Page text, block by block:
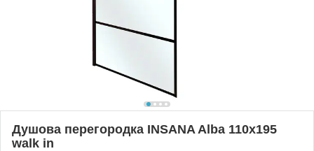
Душова перегородка INSANA Alba 110х195
walk in